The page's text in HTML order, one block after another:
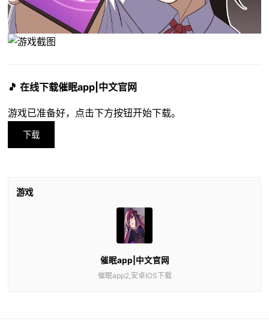
🎵 在线下载催眠app|中文官网
游戏已准备好，点击下方按钮开始下载。
下载
游戏
催眠app|中文官网
催眠app2,安卓IOS下载